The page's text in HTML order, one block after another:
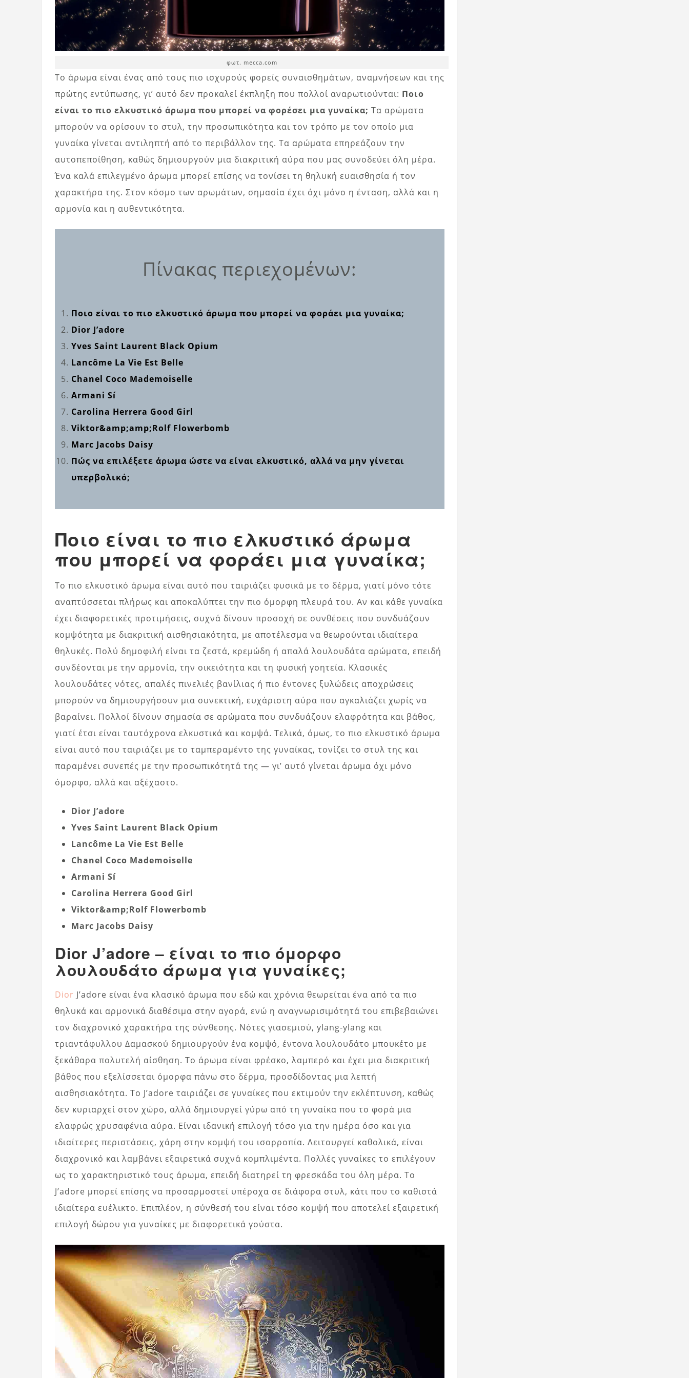
φωτ. mecca.com
Το άρωμα είναι ένας από τους πιο ισχυρούς φορείς συναισθημάτων, αναμνήσεων και της
πρώτης εντύπωσης, γι’ αυτό δεν προκαλεί έκπληξη που πολλοί αναρωτιούνται: Ποιο
είναι το πιο ελκυστικό άρωμα που μπορεί να φορέσει μια γυναίκα; Τα αρώματα
μπορούν να ορίσουν το στυλ, την προσωπικότητα και τον τρόπο με τον οποίο μια
γυναίκα γίνεται αντιληπτή από το περιβάλλον της. Τα αρώματα επηρεάζουν την
αυτοπεποίθηση, καθώς δημιουργούν μια διακριτική αύρα που μας συνοδεύει όλη μέρα.
Ένα καλά επιλεγμένο άρωμα μπορεί επίσης να τονίσει τη θηλυκή ευαισθησία ή τον
χαρακτήρα της. Στον κόσμο των αρωμάτων, σημασία έχει όχι μόνο η ένταση, αλλά και η
αρμονία και η αυθεντικότητα.
Πίνακας περιεχομένων:
Ποιο είναι το πιο ελκυστικό άρωμα που μπορεί να φοράει μια γυναίκα;
Dior J’adore
Yves Saint Laurent Black Opium
Lancôme La Vie Est Belle
Chanel Coco Mademoiselle
Armani Sí
Carolina Herrera Good Girl
Viktor&amp;amp;Rolf Flowerbomb
Marc Jacobs Daisy
Πώς να επιλέξετε άρωμα ώστε να είναι ελκυστικό, αλλά να μην γίνεται
υπερβολικό;
Ποιο είναι το πιο ελκυστικό άρωμα
που μπορεί να φοράει μια γυναίκα;
Το πιο ελκυστικό άρωμα είναι αυτό που ταιριάζει φυσικά με το δέρμα, γιατί μόνο τότε
αναπτύσσεται πλήρως και αποκαλύπτει την πιο όμορφη πλευρά του. Αν και κάθε γυναίκα
έχει διαφορετικές προτιμήσεις, συχνά δίνουν προσοχή σε συνθέσεις που συνδυάζουν
κομψότητα με διακριτική αισθησιακότητα, με αποτέλεσμα να θεωρούνται ιδιαίτερα
θηλυκές. Πολύ δημοφιλή είναι τα ζεστά, κρεμώδη ή απαλά λουλουδάτα αρώματα, επειδή
συνδέονται με την αρμονία, την οικειότητα και τη φυσική γοητεία. Κλασικές
λουλουδάτες νότες, απαλές πινελιές βανίλιας ή πιο έντονες ξυλώδεις αποχρώσεις
μπορούν να δημιουργήσουν μια συνεκτική, ευχάριστη αύρα που αγκαλιάζει χωρίς να
βαραίνει. Πολλοί δίνουν σημασία σε αρώματα που συνδυάζουν ελαφρότητα και βάθος,
γιατί έτσι είναι ταυτόχρονα ελκυστικά και κομψά. Τελικά, όμως, το πιο ελκυστικό άρωμα
είναι αυτό που ταιριάζει με το ταμπεραμέντο της γυναίκας, τονίζει το στυλ της και
παραμένει συνεπές με την προσωπικότητά της — γι’ αυτό γίνεται άρωμα όχι μόνο
όμορφο, αλλά και αξέχαστο.
Dior J’adore
Yves Saint Laurent Black Opium
Lancôme La Vie Est Belle
Chanel Coco Mademoiselle
Armani Sí
Carolina Herrera Good Girl
Viktor&amp;Rolf Flowerbomb
Marc Jacobs Daisy
Dior J’adore – είναι το πιο όμορφο
λουλουδάτο άρωμα για γυναίκες;
Dior J’adore είναι ένα κλασικό άρωμα που εδώ και χρόνια θεωρείται ένα από τα πιο
θηλυκά και αρμονικά διαθέσιμα στην αγορά, ενώ η αναγνωρισιμότητά του επιβεβαιώνει
τον διαχρονικό χαρακτήρα της σύνθεσης. Νότες γιασεμιού, ylang-ylang και
τριαντάφυλλου Δαμασκού δημιουργούν ένα κομψό, έντονα λουλουδάτο μπουκέτο με
ξεκάθαρα πολυτελή αίσθηση. Το άρωμα είναι φρέσκο, λαμπερό και έχει μια διακριτική
βάθος που εξελίσσεται όμορφα πάνω στο δέρμα, προσδίδοντας μια λεπτή
αισθησιακότητα. Το J’adore ταιριάζει σε γυναίκες που εκτιμούν την εκλέπτυνση, καθώς
δεν κυριαρχεί στον χώρο, αλλά δημιουργεί γύρω από τη γυναίκα που το φορά μια
ελαφρώς χρυσαφένια αύρα. Είναι ιδανική επιλογή τόσο για την ημέρα όσο και για
ιδιαίτερες περιστάσεις, χάρη στην κομψή του ισορροπία. Λειτουργεί καθολικά, είναι
διαχρονικό και λαμβάνει εξαιρετικά συχνά κομπλιμέντα. Πολλές γυναίκες το επιλέγουν
ως το χαρακτηριστικό τους άρωμα, επειδή διατηρεί τη φρεσκάδα του όλη μέρα. Το
J’adore μπορεί επίσης να προσαρμοστεί υπέροχα σε διάφορα στυλ, κάτι που το καθιστά
ιδιαίτερα ευέλικτο. Επιπλέον, η σύνθεσή του είναι τόσο κομψή που αποτελεί εξαιρετική
επιλογή δώρου για γυναίκες με διαφορετικά γούστα.